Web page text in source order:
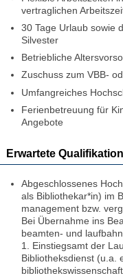
vertraglichen
30 Tage Urlaub sowie
Silvester
Betriebliche
Zuschuss zum VBB-
Umfangreiches
Ferienbetreuung für
Angebote
Erwartete
Abgeschlossenes
als Bibliothekar*in) im
management bzw.
Bei Übernahme ins
beamten- und
1. Einstiegsamt der
Bibliotheksdienst (u.a.